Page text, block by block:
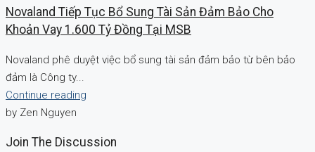
Novaland Tiếp Tục Bổ Sung Tài Sản Đảm Bảo Cho
Khoản Vay 1.600 Tỷ Đồng Tại MSB
Novaland phê duyệt việc bổ sung tài sản đảm bảo từ bên bảo
đảm là Công ty...
Continue reading
by Zen Nguyen
Join The Discussion